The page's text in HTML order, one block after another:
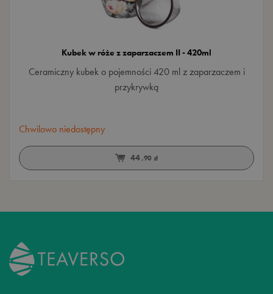
Kubek w róże z zaparzaczem II - 420ml
Ceramiczny kubek o pojemności 420 ml z zaparzaczem i
przykrywką
Chwilowo niedostępny
44,90 zł